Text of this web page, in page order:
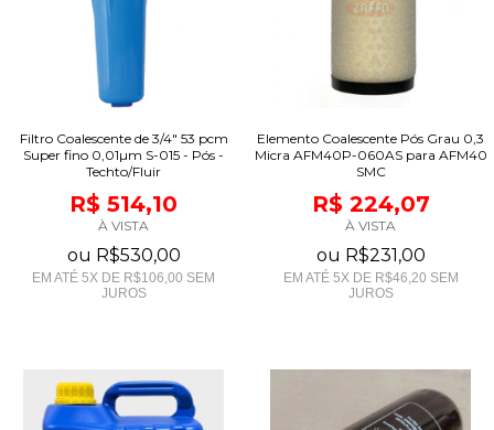
Filtro Coalescente de 3/4" 53 pcm
Super fino 0,01µm S-015 - Pós -
Techto/Fluir
R$ 514,10
À VISTA
ou R$530,00
EM ATÉ 5X DE R$106,00 SEM
JUROS
Elemento Coalescente Pós Grau 0,3
Micra AFM40P-060AS para AFM40
SMC
R$ 224,07
À VISTA
ou R$231,00
EM ATÉ 5X DE R$46,20 SEM
JUROS